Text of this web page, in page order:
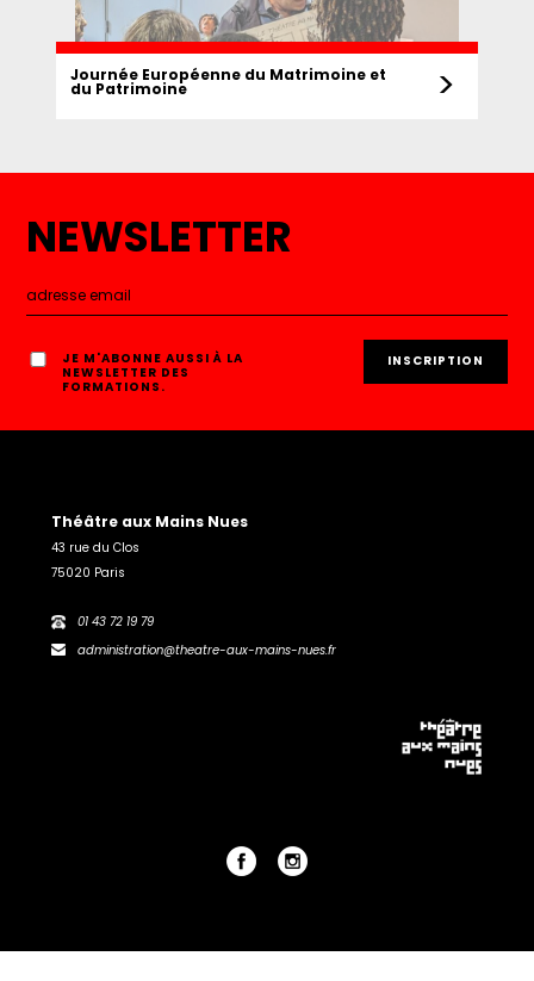
Journée Européenne du Matrimoine et
du Patrimoine >
NEWSLETTER
JE M'ABONNE AUSSI À LA
NEWSLETTER DES
FORMATIONS.
Théâtre aux Mains Nues
43 rue du Clos
75020 Paris
01 43 72 19 79
administration@theatre-aux-mains-nues.fr